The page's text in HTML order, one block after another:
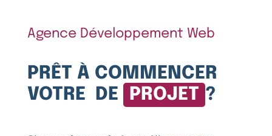
Agence Développement Web
PRÊT À COMMENCER
VOTRE DE
PROJET ?